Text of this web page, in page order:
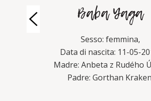
Sesso:
Data di
Madre: